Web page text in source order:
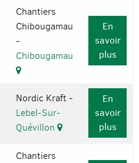
Chantiers
Chibougamau
-
Chibougamau
En
savoir
plus
Nordic Kraft -
Lebel-Sur-
Quévillon
En
savoir
plus
Chantiers